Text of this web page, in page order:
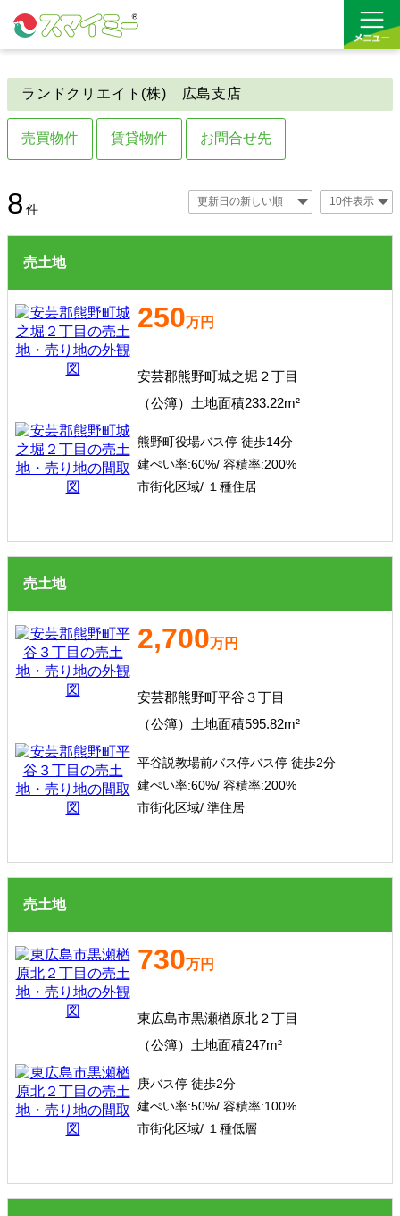
買う
ランドクリエイト(株) 広島支店
売買物件
売住宅・マンション
賃貸物件
賃貸事業用
駐車場
お問合せ先
8 件
売土地
250万円
安芸郡熊野町城之堀２丁目
（公簿）土地面積233.22m²
熊野町役場バス停 徒歩14分
建ぺい率:60%/ 容積率:200%
市街化区域/ １種住居
売土地
2,700万円
安芸郡熊野町平谷３丁目
（公簿）土地面積595.82m²
平谷説教場前バス停バス停 徒歩2分
建ぺい率:60%/ 容積率:200%
市街化区域/ 準住居
売土地
730万円
東広島市黒瀬楢原北２丁目
（公簿）土地面積247m²
庚バス停 徒歩2分
建ぺい率:50%/ 容積率:100%
市街化区域/ １種低層